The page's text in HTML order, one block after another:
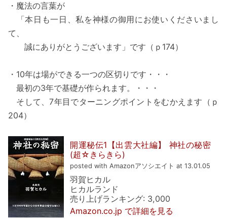
・魔法の言葉が
「本日も一日、私を神様の御用にお使いくださいまし
て、
誠にありがとうございます」です（ｐ174）
・10年は場ができる一つの区切りです・・・
最初の3年で基礎が作られます。・・・
そして、7年目でターニングポイントをむかえます（ｐ
204）
開運秘伝1【出雲大社編】 神社の秘密
(超☆きらきら)
posted with Amazonアソシエイト at 13.01.05
羽賀ヒカル
ヒカルランド
売り上げランキング: 3,000
Amazon.co.jp で詳細を見る